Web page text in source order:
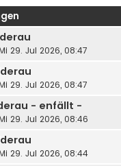
29. Jul 2026, 08:47
29. Jul 2026, 08:47
- enfällt -
29. Jul 2026, 08:46
29. Jul 2026, 08:44